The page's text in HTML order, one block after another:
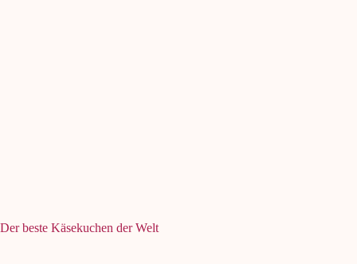
Der beste Käsekuchen der Welt